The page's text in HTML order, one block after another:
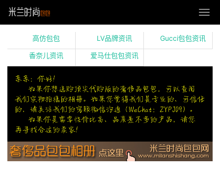
高仿包包 LV品牌资讯 Gucci包包资讯
香奈儿资讯 爱马仕包包资讯